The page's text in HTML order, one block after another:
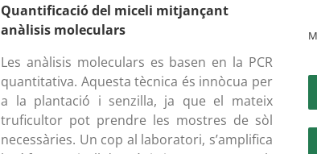
Quantificació del miceli mitjançant
anàlisis moleculars
Les anàlisis moleculars es basen en la PCR
quantitativa. Aquesta tècnica és innòcua per
a la plantació i senzilla, ja que el mateix
truficultor pot prendre les mostres de sòl
necessàries. Un cop al laboratori, s’amplifica